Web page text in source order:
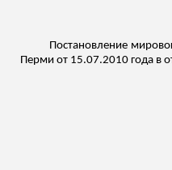
Постановление
Перми от 15.07.2010 года в